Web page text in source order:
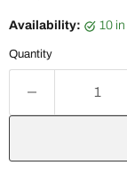
Availability: 10
Quantity